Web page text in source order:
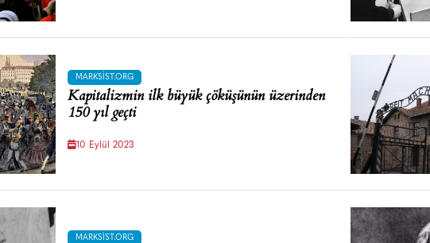
MARKSIST.ORG
Kapitalizmin ilk büyük çöküşünün üzerinden
150 yıl geçti
10 Eylül 2023
MARKSIST.ORG